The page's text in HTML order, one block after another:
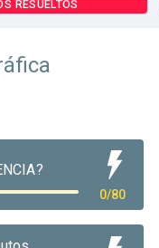
RESUELTOS
0/80